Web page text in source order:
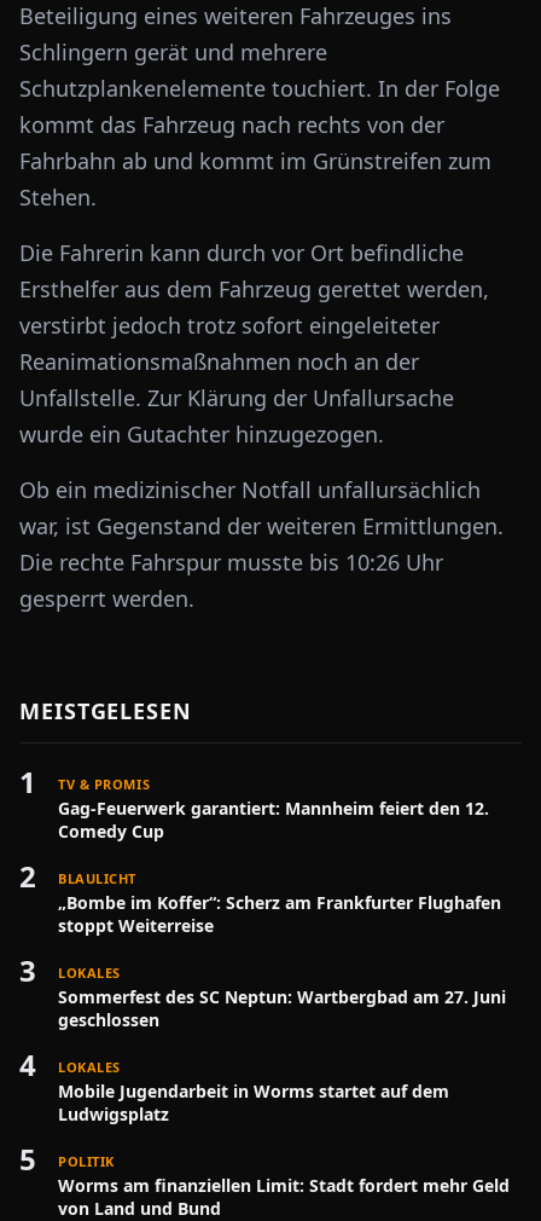
Beteiligung eines weiteren Fahrzeuges ins
Schlingern gerät und mehrere
Schutzplankenelemente touchiert. In der Folge
kommt das Fahrzeug nach rechts von der
Fahrbahn ab und kommt im Grünstreifen zum
Stehen.
Die Fahrerin kann durch vor Ort befindliche
Ersthelfer aus dem Fahrzeug gerettet werden,
verstirbt jedoch trotz sofort eingeleiteter
Reanimationsmaßnahmen noch an der
Unfallstelle. Zur Klärung der Unfallursache
wurde ein Gutachter hinzugezogen.
Ob ein medizinischer Notfall unfallursächlich
war, ist Gegenstand der weiteren Ermittlungen.
Die rechte Fahrspur musste bis 10:26 Uhr
gesperrt werden.
MEISTGELESEN
1 TV & PROMIS
Gag-Feuerwerk garantiert: Mannheim feiert den 12.
Comedy Cup
2 BLAULICHT
„Bombe im Koffer“: Scherz am Frankfurter Flughafen
stoppt Weiterreise
3 LOKALES
Sommerfest des SC Neptun: Wartbergbad am 27. Juni
geschlossen
4 LOKALES
Mobile Jugendarbeit in Worms startet auf dem
Ludwigsplatz
5 POLITIK
Worms am finanziellen Limit: Stadt fordert mehr Geld
von Land und Bund